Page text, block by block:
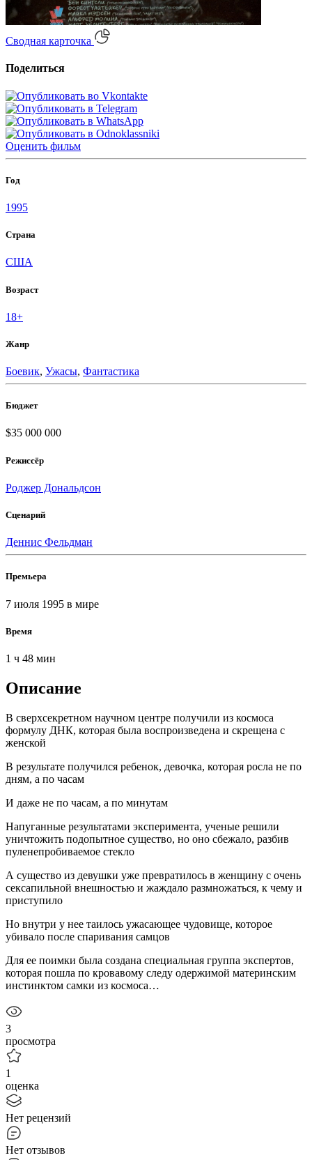
Сводная карточка
Поделиться
Оценить фильм
Год
1995
Страна
США
Возраст
18+
Жанр
Боевик, Ужасы, Фантастика
Бюджет
$35 000 000
Режиссёр
Роджер Дональдсон
Сценарий
Деннис Фельдман
Премьера
7 июля 1995 в мире
Время
1 ч 48 мин
Описание
В сверхсекретном научном центре получили из космоса
формулу ДНК, которая была воспроизведена и скрещена с
женской
В результате получился ребенок, девочка, которая росла не по
дням, а по часам
И даже не по часам, а по минутам
Напуганные результатами эксперимента, ученые решили
уничтожить подопытное существо, но оно сбежало, разбив
пуленепробиваемое стекло
А существо из девушки уже превратилось в женщину с очень
сексапильной внешностью и жаждало размножаться, к чему и
приступило
Но внутри у нее таилось ужасающее чудовище, котоpoe
убивало после спаривания самцов
Для ее поимки была создана специальная группа экспертов,
которая пошла по кровавому следу одержимой материнским
инстинктом самки из космоса…
3
просмотра
1
оценка
Нет рецензий
Нет отзывов